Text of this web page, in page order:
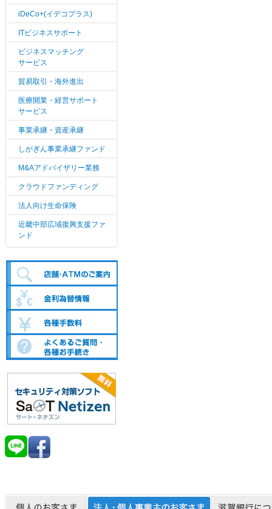
iDeCo+(イデコプラス)
ITビジネスサポート
ビジネスマッチング
サービス
貿易取引・海外進出
医療開業・経営サポート
サービス
事業承継・資産承継
しがぎん事業承継ファンド
M&Aアドバイザリー業務
クラウドファンディング
法人向け生命保険
近畿中部広域復興支援ファ
ンド